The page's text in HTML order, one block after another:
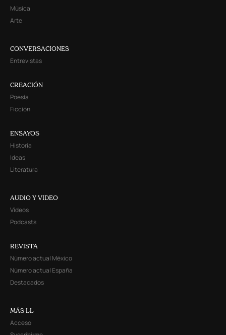
Música
Arte
CONVERSACIONES
Entrevistas
CREACIÓN
Poesía
Ficción
ENSAYOS
Historia
Ideas
Literatura
AUDIO Y VIDEO
Videos
Podcasts
REVISTA
Número actual México
Número actual España
Destacados
MÁS LL
Acceso